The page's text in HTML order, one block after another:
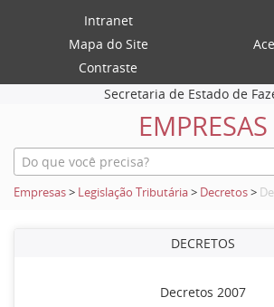
Intranet
Mapa do Site
Contraste
Secretaria de Estado de
EMPRESAS
Empresas> Legislação Tributária> Decretos>
DECRETOS
Decretos 2007